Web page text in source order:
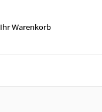
Ihr Warenkorb